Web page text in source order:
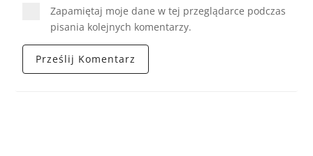
Zapamiętaj moje dane w tej przeglądarce podczas
pisania kolejnych komentarzy.